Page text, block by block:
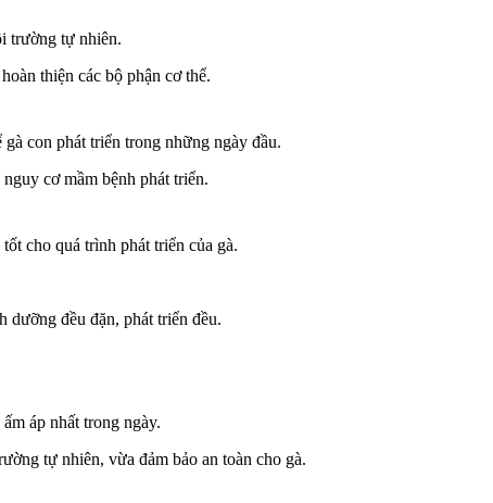
trường tự nhiên.
thiện các bộ phận cơ thể.
con phát triển trong những ngày đầu.
cơ mầm bệnh phát triển.
cho quá trình phát triển của gà.
dưỡng đều đặn, phát triển đều.
áp nhất trong ngày.
tự nhiên, vừa đảm bảo an toàn cho gà.